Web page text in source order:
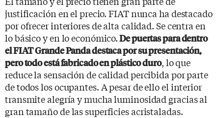
justificación en el precio. FIAT nunca ha destacado
por ofrecer interiores de alta calidad. Se centra en
lo básico y en lo económico.De puertas para dentro
el FIAT Grande Panda destaca por su presentación,
pero todo está fabricado en plástico duro, lo que
reduce la sensación de calidad percibida por parte
de todos los ocupantes. A pesar de ello el interior
transmite alegría y mucha luminosidad gracias al
gran tamaño de las superficies acristaladas.